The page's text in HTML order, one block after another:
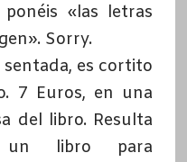
«las letras
Sorry.
sentada, es cortito
7 Euros, en una
del libro. Resulta
un libro para